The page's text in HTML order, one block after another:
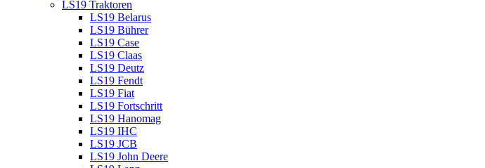
LS19 Traktoren
LS19 Belarus
LS19 Bührer
LS19 Case
LS19 Claas
LS19 Deutz
LS19 Fendt
LS19 Fiat
LS19 Fortschritt
LS19 Hanomag
LS19 IHC
LS19 JCB
LS19 John Deere